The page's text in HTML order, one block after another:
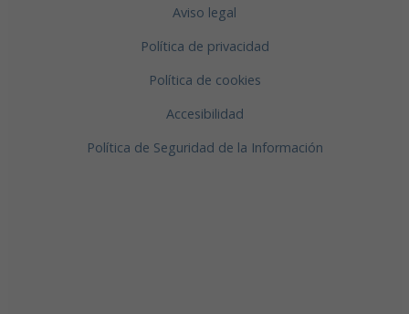
Aviso legal
Política de privacidad
Política de cookies
Accesibilidad
Política de Seguridad de la Información